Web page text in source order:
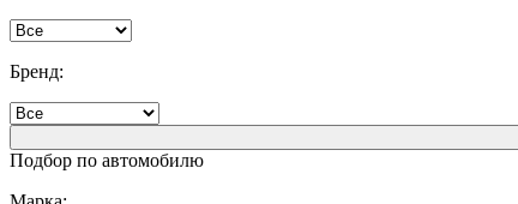
Бренд:
Подбор по автомобилю